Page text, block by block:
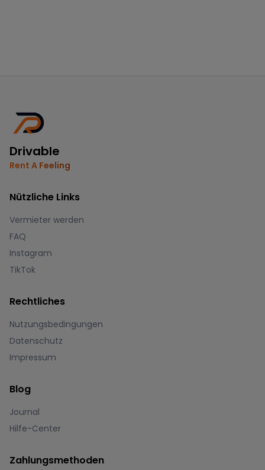
Drivable
Rent A Feeling
Nützliche Links
Vermieter werden
FAQ
Instagram
TikTok
Rechtliches
Nutzungsbedingungen
Datenschutz
Impressum
Blog
Journal
Hilfe-Center
Zahlungsmethoden